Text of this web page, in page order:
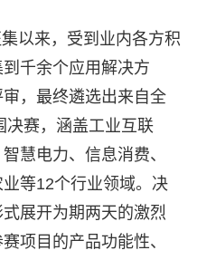
以来，受到业内各方积
千余个应用解决方
，最终遴选出来自全
决赛，涵盖工业互联
慧电力、信息消费、
等12个行业领域。决
展开为期两天的激烈
项目的产品功能性、